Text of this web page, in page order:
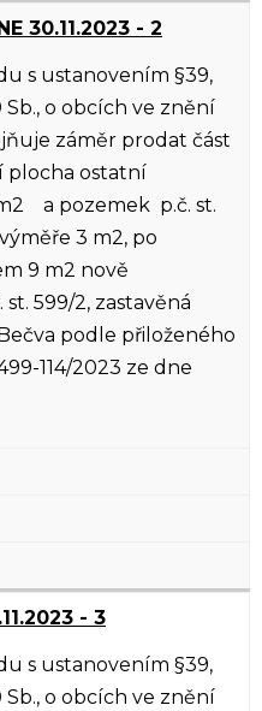
30.11.2023 - 2
s ustanovením §39,
Sb., o obcích ve znění
záměr prodat část
plocha ostatní
a pozemek p.č. st.
3 m2, po
9 m2 nově
599/2, zastavěná
podle přiloženého
114/2023 ze dne
- 3
s ustanovením §39,
Sb., o obcích ve znění